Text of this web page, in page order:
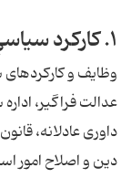
۱. كاركرد سياسي و اجتماعي
وظايف و
عدالت فراگير،
داورى عادلانه،
دين و اصلاح امور